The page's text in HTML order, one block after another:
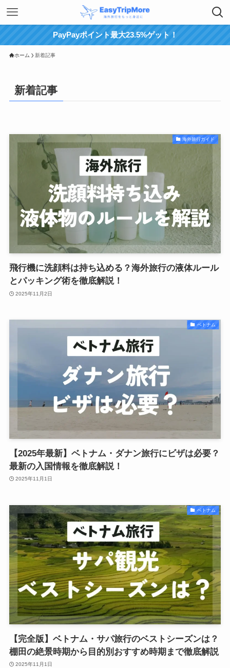
PayPayポイント最大23.5%ゲット！
ホーム 新着記事
新着記事
海外旅行ガイド
飛行機に洗顔料は持ち込める？海外旅行の液体ルール
とパッキング術を徹底解説！
2025年11月2日
ベトナム
【2025年最新】ベトナム・ダナン旅行にビザは必要？
最新の入国情報を徹底解説！
2025年11月1日
ベトナム
【完全版】ベトナム・サパ旅行のベストシーズンは？
棚田の絶景時期から目的別おすすめ時期まで徹底解説
2025年11月1日